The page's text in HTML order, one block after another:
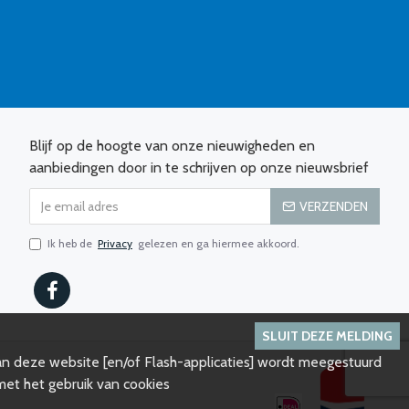
Blijf op de hoogte van onze nieuwigheden en
aanbiedingen door in te schrijven op onze nieuwsbrief
VERZENDEN
Ik heb de Privacy gelezen en ga hiermee akkoord.
SLUIT DEZE MELDING
deze website [en/of Flash-applicaties] wordt meegestuurd
het gebruik van cookies